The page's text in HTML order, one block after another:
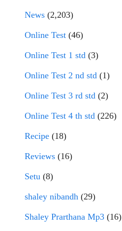
News (2,203)
Online Test (46)
Online Test 1 std (3)
Online Test 2 nd std (1)
Online Test 3 rd std (2)
Online Test 4 th std (226)
Recipe (18)
Reviews (16)
Setu (8)
shaley nibandh (29)
Shaley Prarthana Mp3 (16)